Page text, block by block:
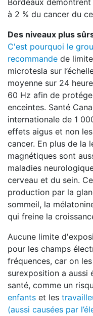
Bordeaux
à 2 % du cancer du
Des niveaux plus
C'est pourquoi le
recommande de
microtesla sur
moyenne sur 24
60 Hz afin de
enceintes. Santé
internationale de 1
effets aigus et non
cancer. En plus de la
magnétiques sont
maladies
cerveau et du sein.
production par la
sommeil, la
qui freine la
Aucune limite
pour les champs
fréquences, car on
surexposition a aussi
santé, comme un
enfants et les
(aussi causées par